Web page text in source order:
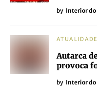
by Interior do
ATUALIDADE
Autarca
provoca
by Interior do